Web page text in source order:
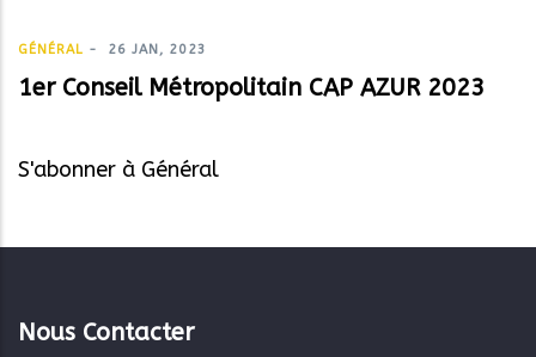
GÉNÉRAL - 26 JAN, 2023
1er Conseil Métropolitain CAP AZUR 2023
S'abonner à Général
Nous Contacter